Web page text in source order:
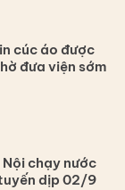
cúc áo được
đưa viện sớm
Nội chạy nước
dịp 02/9